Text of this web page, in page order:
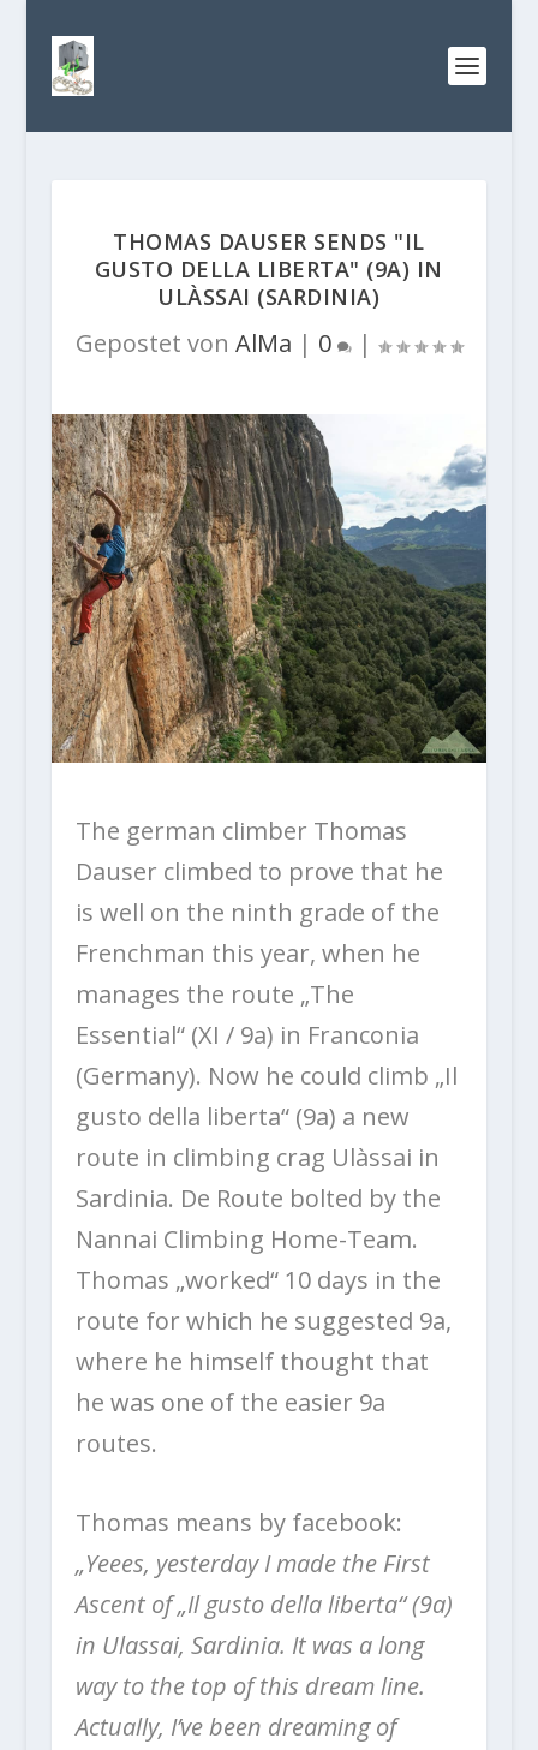
THOMAS DAUSER SENDS "IL
GUSTO DELLA LIBERTA" (9A) IN
ULÀSSAI (SARDINIA)
Gepostet von AlMa | 0 |
The german climber Thomas
Dauser climbed to prove that he
is well on the ninth grade of the
Frenchman this year, when he
manages the route „The
Essential“ (XI / 9a) in Franconia
(Germany). Now he could climb „Il
gusto della liberta“ (9a) a new
route in climbing crag Ulàssai in
Sardinia. De Route bolted by the
Nannai Climbing Home-Team.
Thomas „worked“ 10 days in the
route for which he suggested 9a,
where he himself thought that
he was one of the easier 9a
routes.
Thomas means by facebook:
„Yeees, yesterday I made the First
Ascent of „Il gusto della liberta“ (9a)
in Ulassai, Sardinia. It was a long
way to the top of this dream line.
Actually, I’ve been dreaming of